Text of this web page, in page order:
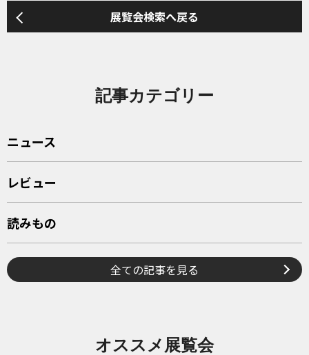
展覧会検索へ戻る
記事カテゴリー
ニュース
レビュー
読みもの
全ての記事を見る
オススメ展覧会